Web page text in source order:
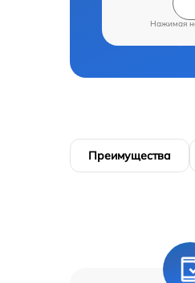
Нажимая
Преимущества